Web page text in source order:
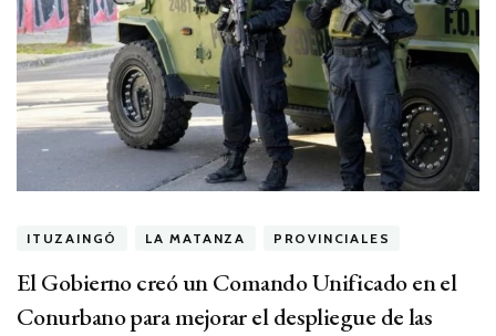
ITUZAINGÓ LA MATANZA PROVINCIALES
El Gobierno creó un Comando Unificado en el
Conurbano para mejorar el despliegue de las